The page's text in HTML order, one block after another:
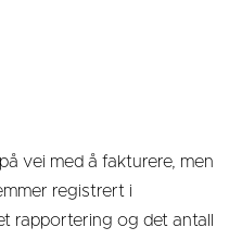
vei med å fakturere, men
registrert i
rapportering og det antall